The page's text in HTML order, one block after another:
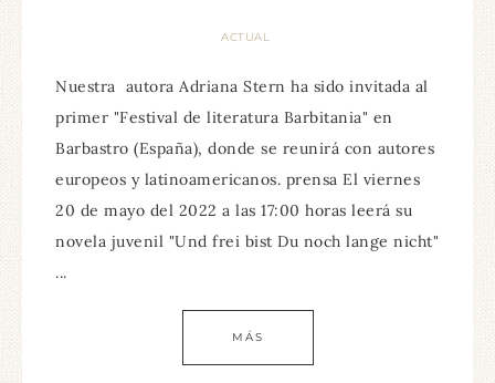
ACTUAL
Nuestra autora Adriana Stern ha sido invitada al
primer "Festival de literatura Barbitania" en
Barbastro (España), donde se reunirá con autores
europeos y latinoamericanos. prensa El viernes
20 de mayo del 2022 a las 17:00 horas leerá su
novela juvenil "Und frei bist Du noch lange nicht"
...
MÁS